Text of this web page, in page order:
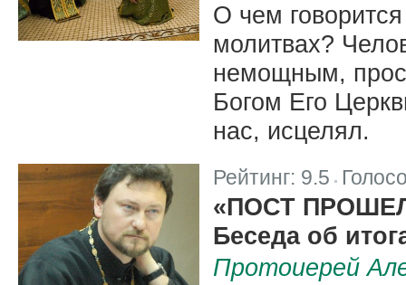
О чем
молитвах?
немощным,
Богом Его
нас, исцелял.
Рейтинг: 9.5
«ПОСТ
Беседа об
Протоиерей